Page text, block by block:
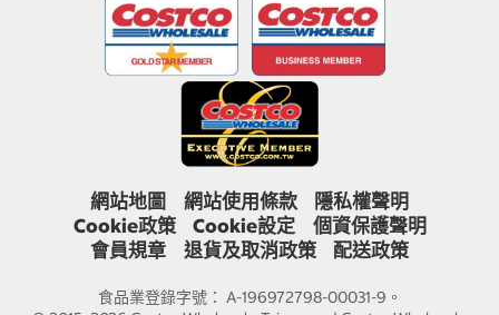
網站地圖 網站使用條款
隱私權聲明
Cookie政策
Cookie設定
個資保護聲明
會員規章
退貨及取消政策 配送政策
食品業登錄字號： A-196972798-00031-9。